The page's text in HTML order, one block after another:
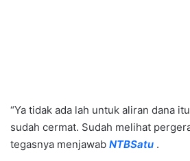
“Ya tidak ada lah untuk aliran dana
sudah cermat. Sudah melihat
tegasnya menjawab NTBSatu .